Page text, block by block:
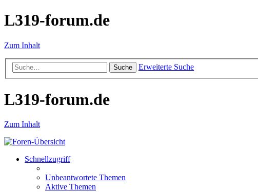
L319-forum.de
Zum Inhalt
Suche Erweiterte Suche
L319-forum.de
Zum Inhalt
Schnellzugriff
Unbeantwortete Themen
Aktive Themen